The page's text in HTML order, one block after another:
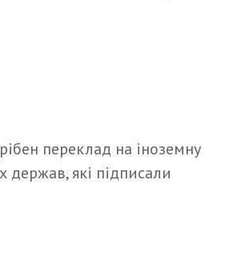
переклад на іноземну
держав, які підписали